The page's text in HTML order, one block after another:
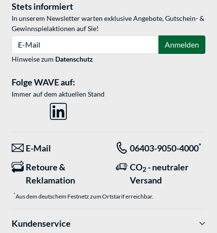
Stets informiert
In unserem Newsletter warten exklusive Angebote, Gutschein- &
Gewinnspielaktionen auf Sie!
Anmelden
Hinweise zum Datenschutz
Folge WAVE auf:
Immer auf dem aktuellen Stand
E-Mail 06403-9050-4000*
Retoure &
Reklamation
CO2 - neutraler
Versand
*Aus dem deutschem Festnetz zum Ortstarif erreichbar.
Kundenservice